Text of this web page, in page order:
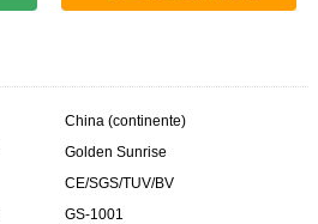
China (continente)
Golden Sunrise
CE/SGS/TUV/BV
GS-1001